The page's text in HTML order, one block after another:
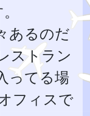
あるのだ
ストラン
ってる場
フィスで